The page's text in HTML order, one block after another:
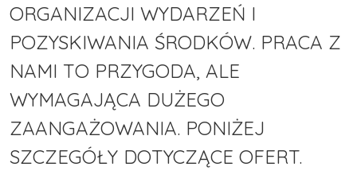
ORGANIZACJI WYDARZEŃ I
POZYSKIWANIA ŚRODKÓW. PRACA Z
NAMI TO PRZYGODA, ALE
WYMAGAJĄCA DUŻEGO
ZAANGAŻOWANIA. PONIŻEJ
SZCZEGÓŁY DOTYCZĄCE OFERT.